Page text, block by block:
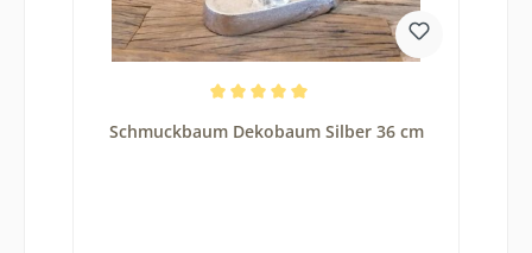
Schmuckbaum Dekobaum Silber 36 cm